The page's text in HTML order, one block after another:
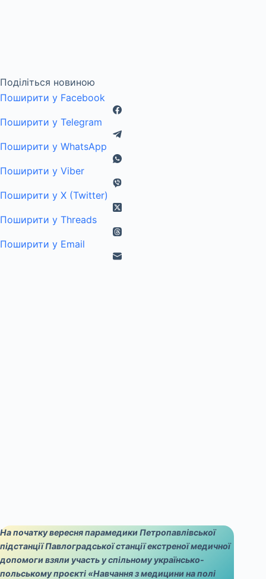
Поділіться новиною
Поширити у Facebook
Поширити у Telegram
Поширити у WhatsApp
Поширити у Viber
Поширити у X (Twitter)
Поширити у Threads
Поширити у Email
На початку вересня парамедики Петропавлівської
підстанції Павлоградської станції екстреної медичної
допомоги взяли участь у спільному українсько-
польському проєкті «Навчання з медицини на полі